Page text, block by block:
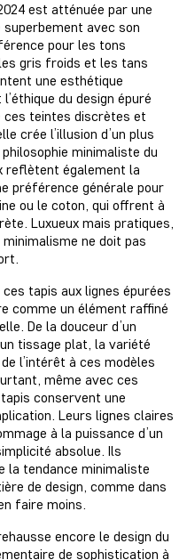
est atténuée par une
avec son
pour les tons
gris froids et les tans
une esthétique
du design épuré
ces teintes discrètes et
crée l’illusion d’un plus
minimaliste du
reflètent également la
préférence générale pour
ou le coton, qui offrent à
Luxueux mais pratiques,
ne doit pas
tapis aux lignes épurées
comme un élément raffiné
De la douceur d’un
tissage plat, la variété
l’intérêt à ces modèles
même avec ces
conservent une
Leurs lignes claires
à la puissance d’un
absolue. Ils
la tendance minimaliste
de design, comme dans
faire moins.
encore le design du
de sophistication à